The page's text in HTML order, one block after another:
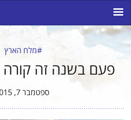
#מלח הארץ
פעם בשנה זה
ספטמבר 7, 2015